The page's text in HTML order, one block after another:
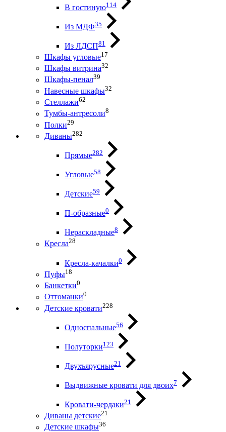
В гостиную114
Из МДФ35
Из ЛДСП81
Шкафы угловые17
Шкафы витрина32
Шкафы-пенал39
Навесные шкафы32
Стеллажи62
Тумбы-антресоли8
Полки29
Диваны282
Прямые282
Угловые58
Детские59
П-образные0
Нераскладные8
Кресла28
Кресла-качалки0
Пуфы18
Банкетки0
Оттоманки0
Детские кровати228
Односпальные56
Полуторки123
Двухъярусные21
Выдвижные кровати для двоих7
Кровати-чердаки21
Диваны детские21
Детские шкафы36